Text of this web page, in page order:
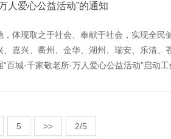
人爱心公益活动”的通知
体现取之于社会、奉献于社会，实现全民
嘉兴、衢州、金华、湖州、瑞安、乐清、
城·千家敬老所·万人爱心公益活动”启动
5 >> 2/5